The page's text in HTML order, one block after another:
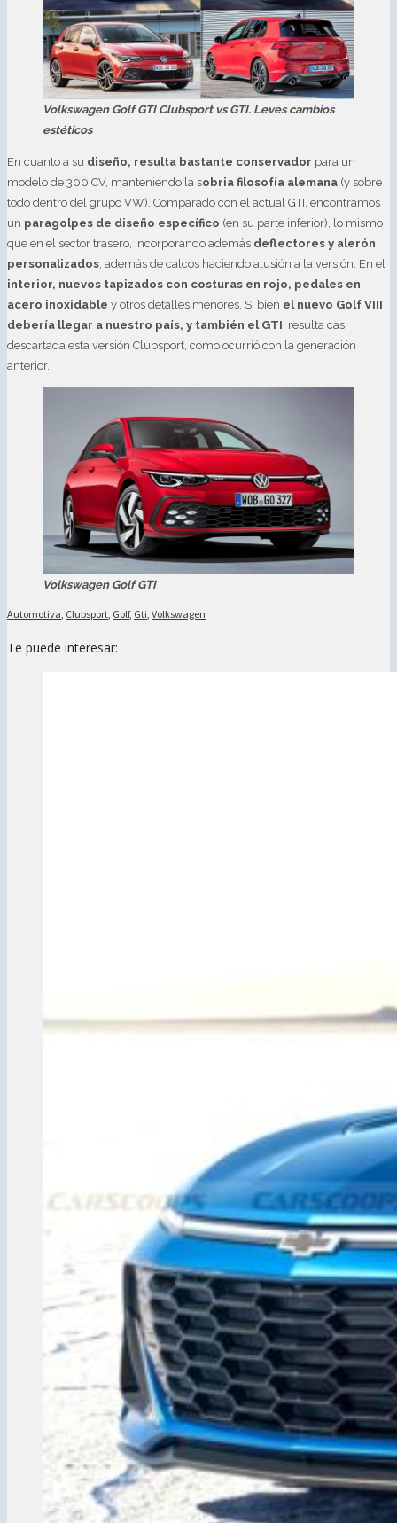
Volkswagen Golf GTI Clubsportvs GTI. Leves cambios
estéticos
En cuanto a su diseño, resulta bastante conservador para un
modelo de 300 CV, manteniendo la sobria filosofía alemana (y sobre
todo dentro del grupo VW). Comparado con el actual GTI, encontramos
un paragolpes de diseño específico (en su parte inferior), lo mismo
que en el sector trasero, incorporando además deflectores y alerón
personalizados , además de calcos haciendo alusión a la versión. En el
interior, nuevos tapizados con costuras en rojo, pedales en
acero inoxidable y otros detalles menores. Si bien el nuevo Golf VIII
debería llegar a nuestro país, y también el GTI , resulta casi
descartada esta versión Clubsport, como ocurrió con la generación
anterior.
Volkswagen Golf GTI
Automotiva, Clubsport, Golf, Gti, Volkswagen
Te puede interesar: